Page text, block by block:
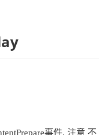
事件. 注意 不